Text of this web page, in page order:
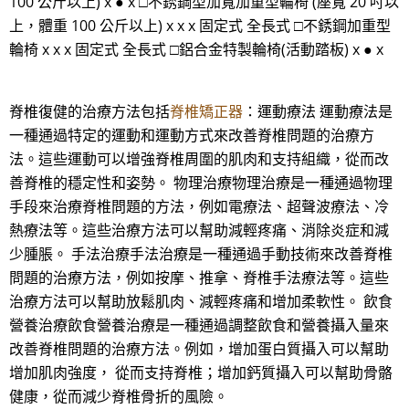
上，體重 100 公斤以上) x x x 固定式 全長式 □不銹鋼加重型
輪椅 x x x 固定式 全長式 □鋁合金特製輪椅(活動踏板) x ● x
脊椎復健的治療方法包括脊椎矯正器 ：運動療法 運動療法是
一種通過特定的運動和運動方式來改善脊椎問題的治療方
法。這些運動可以增強脊椎周圍的肌肉和支持組織，從而改
善脊椎的穩定性和姿勢。 物理治療物理治療是一種通過物理
手段來治療脊椎問題的方法，例如電療法、超聲波療法、冷
熱療法等。這些治療方法可以幫助減輕疼痛、消除炎症和減
少腫脹。 手法治療手法治療是一種通過手動技術來改善脊椎
問題的治療方法，例如按摩、推拿、脊椎手法療法等。這些
治療方法可以幫助放鬆肌肉、減輕疼痛和增加柔軟性。 飲食
營養治療飲食營養治療是一種通過調整飲食和營養攝入量來
改善脊椎問題的治療方法。例如，增加蛋白質攝入可以幫助
增加肌肉強度， 從而支持脊椎；增加鈣質攝入可以幫助骨骼
健康，從而減少脊椎骨折的風險。